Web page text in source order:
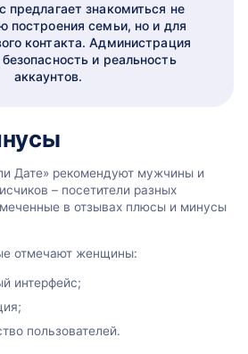
предлагает знакомиться не
построения семьи, но и для
контакта. Администрация
и реальность
аккаунтов.
Дате» рекомендуют мужчины и
– посетители разных
в отзывах плюсы и минусы
отмечают женщины:
интерфейс;
пользователей.